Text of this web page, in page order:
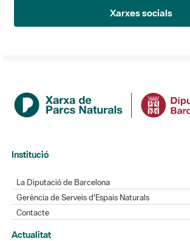
Xarxes socials
Institució
La Diputació de Barcelona
Gerència de Serveis d'Espais Naturals
Contacte
Actualitat